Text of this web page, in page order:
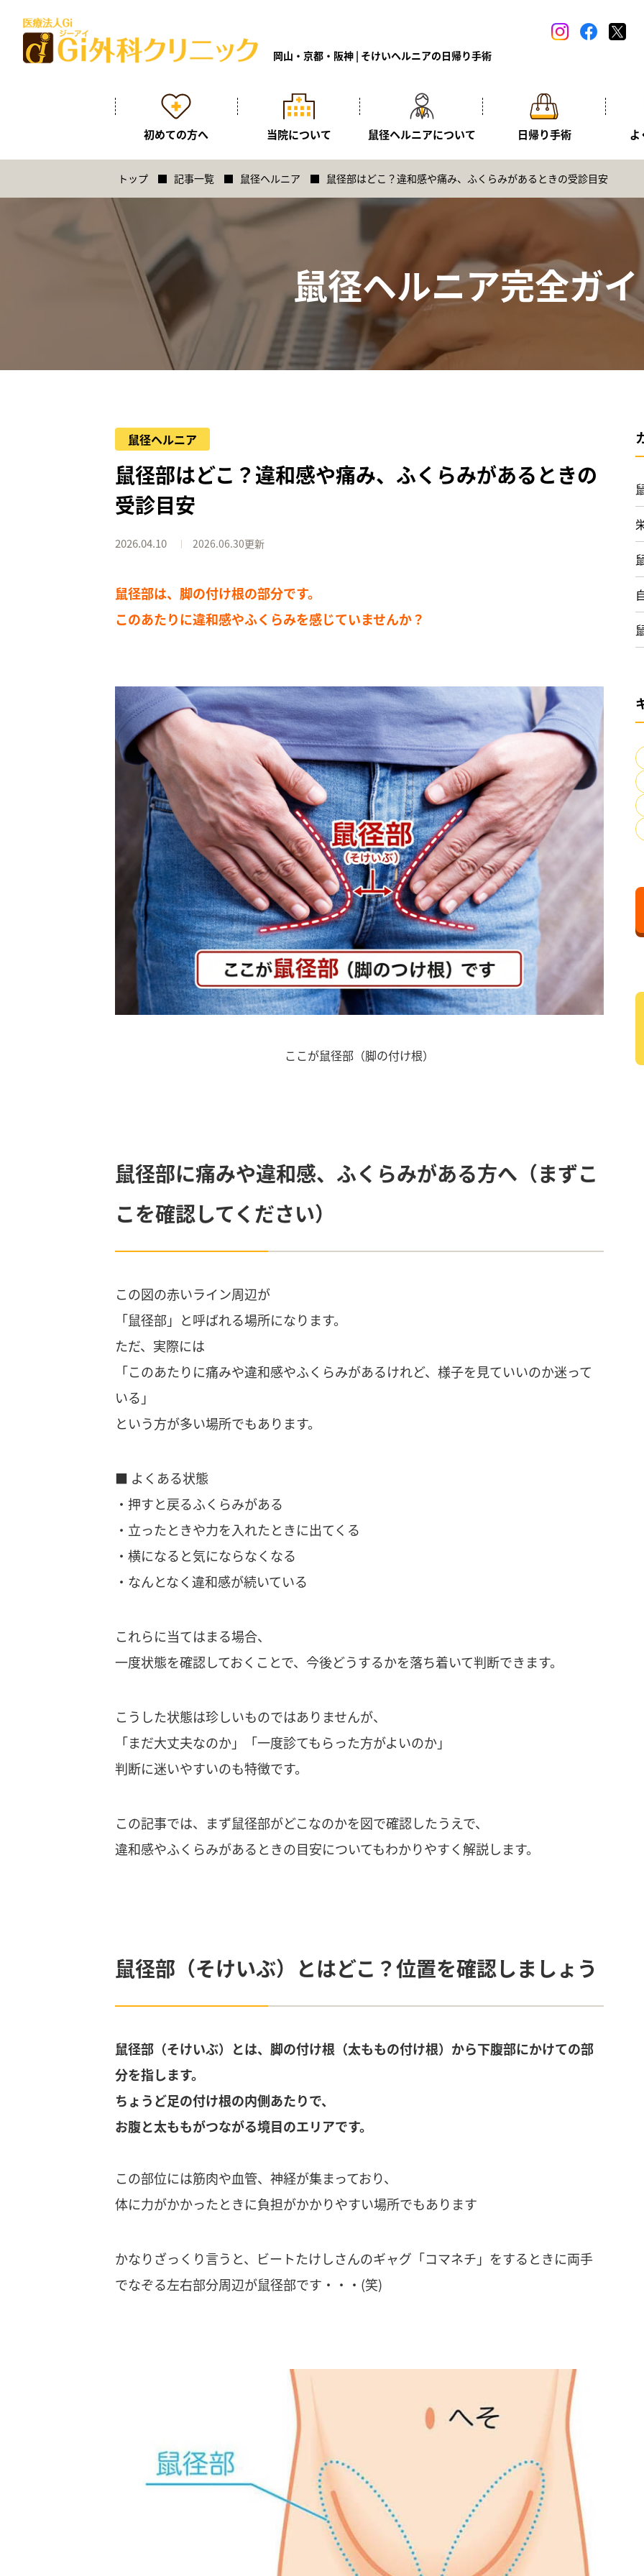
岡山・京都・阪神 | そけいヘルニアの日帰り手術
初めての方へ 当院について 鼠径ヘルニアについて 日帰り手術 よ
トップ 記事一覧 鼠径ヘルニア 鼠径部はどこ？違和感や痛み、ふくらみがあるときの受診目安
鼠径ヘルニア完全ガ
鼠径ヘルニア
鼠径部はどこ？違和感や痛み、ふくらみがあるときの
受診目安
2026.04.10 2026.06.30更新
鼠径部は、脚の付け根の部分です。
このあたりに違和感やふくらみを感じていませんか？
ここが鼠径部（脚の付け根）
鼠径部に痛みや違和感、ふくらみがある方へ（まずこ
こを確認してください）
この図の赤いライン周辺が
「鼠径部」と呼ばれる場所になります。
ただ、実際には
「このあたりに痛みや違和感やふくらみがあるけれど、様子を見ていいのか迷って
いる」
という方が多い場所でもあります。
■ よくある状態
・押すと戻るふくらみがある
・立ったときや力を入れたときに出てくる
・横になると気にならなくなる
・なんとなく違和感が続いている
これらに当てはまる場合、
一度状態を確認しておくことで、今後どうするかを落ち着いて判断できます。
こうした状態は珍しいものではありませんが、
「まだ大丈夫なのか」「一度診てもらった方がよいのか」
判断に迷いやすいのも特徴です。
この記事では、まず鼠径部がどこなのかを図で確認したうえで、
違和感やふくらみがあるときの目安についてもわかりやすく解説します。
鼠径部（そけいぶ）とはどこ？位置を確認しましょう
鼠径部（そけいぶ）とは、脚の付け根（太ももの付け根）から下腹部にかけての部
分を指します。
ちょうど足の付け根の内側あたりで、
お腹と太ももがつながる境目のエリアです。
この部位には筋肉や血管、神経が集まっており、
体に力がかかったときに負担がかかりやすい場所でもあります
かなりざっくり言うと、ビートたけしさんのギャグ「コマネチ」をするときに両手
でなぞる左右部分周辺が鼠径部です・・・(笑)